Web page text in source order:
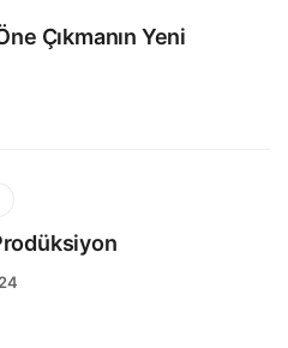
Çıkmanın Yeni